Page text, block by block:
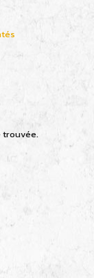
trouvée.